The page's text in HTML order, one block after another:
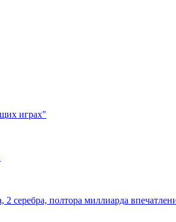
играх"
серебра, полтора миллиарда